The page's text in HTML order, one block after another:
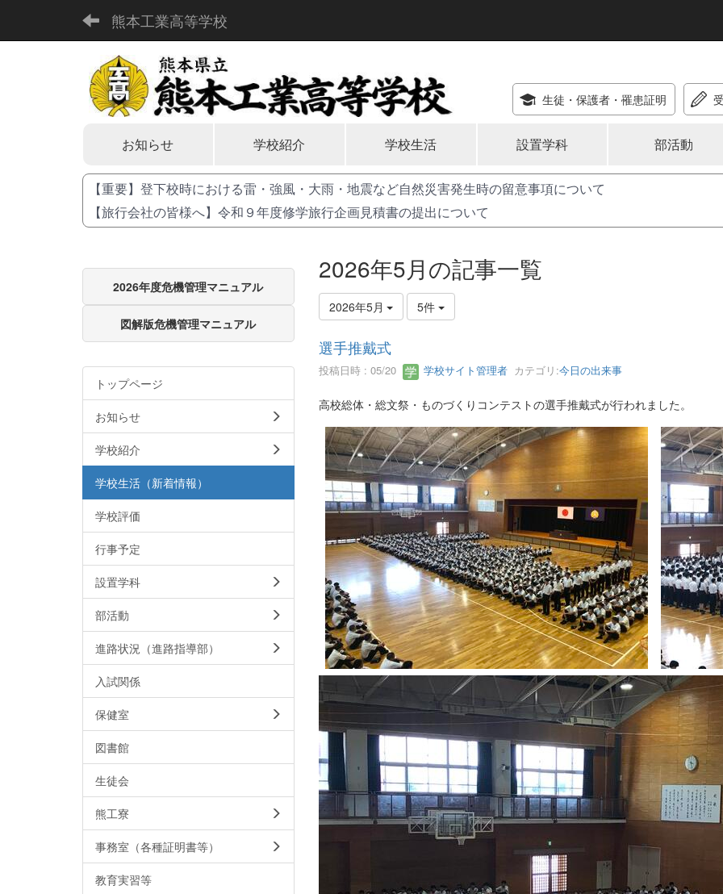
熊本工業高等学校
生徒・保護者 ・罹患証明
お知らせ 学校紹介 学校生活 設置学科 部活動
【重要】登下校時における雷・強風・大雨・地震など自然災害発生時の留意事項について
【旅行会社の皆様へ】令和９年度修学旅行企画見積書の提出について
2026年5月の記事一覧
2026年5月 5件
選手推戴式
投稿日時 : 05/20 学校サイト管理者カテゴリ:今日の出来事
高校総体・総文祭・ものづくりコンテストの選手推戴式が行われました。
2026年度危機管理マニュアル
図解版危機管理マニュアル
トップページ
お知らせ
学校紹介
学校生活（新着情報）
学校評価
行事予定
設置学科
部活動
進路状況（進路指導部）
入試関係
保健室
図書館
生徒会
熊工寮
事務室（各種証明書等）
教育実習等